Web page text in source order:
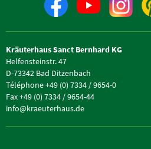
Kräuterhaus Sanct Bernhard KG
Helfensteinstr. 47
D-73342 Bad Ditzenbach
Téléphone +49 (0) 7334 / 9654-0
Fax +49 (0) 7334 / 9654-44
info@kraeuterhaus.de